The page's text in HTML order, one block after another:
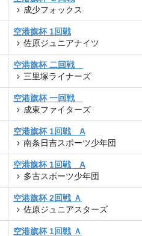
成少フォックス
空港旗杯 1回戦
佐原ジュニアナイツ
空港旗杯 二回戦
三里塚ライナーズ
空港旗杯 一回戦
成東ファイターズ
空港旗杯 1回戦 A
南条日吉スポーツ少年団
空港旗杯 1回戦 A
多古スポーツ少年団
空港旗杯 2回戦 Ａ
佐原ジュニアスターズ
空港旗杯 1回戦 Ａ